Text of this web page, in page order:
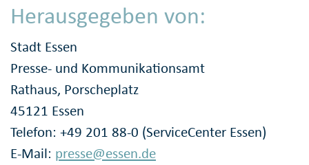
Herausgegeben von:
Stadt Essen
Presse- und Kommunikationsamt
Rathaus, Porscheplatz
45121 Essen
Telefon: +49 201 88-0 (ServiceCenter Essen)
E-Mail: presse@essen.de